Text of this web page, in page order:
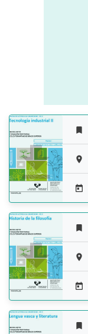








